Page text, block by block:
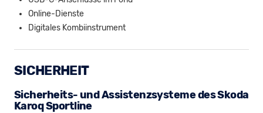
Online-Dienste
Digitales Kombiinstrument
SICHERHEIT
Sicherheits- und Assistenzsysteme des Skoda
Karoq Sportline